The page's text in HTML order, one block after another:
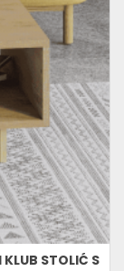
STOLIĆ S